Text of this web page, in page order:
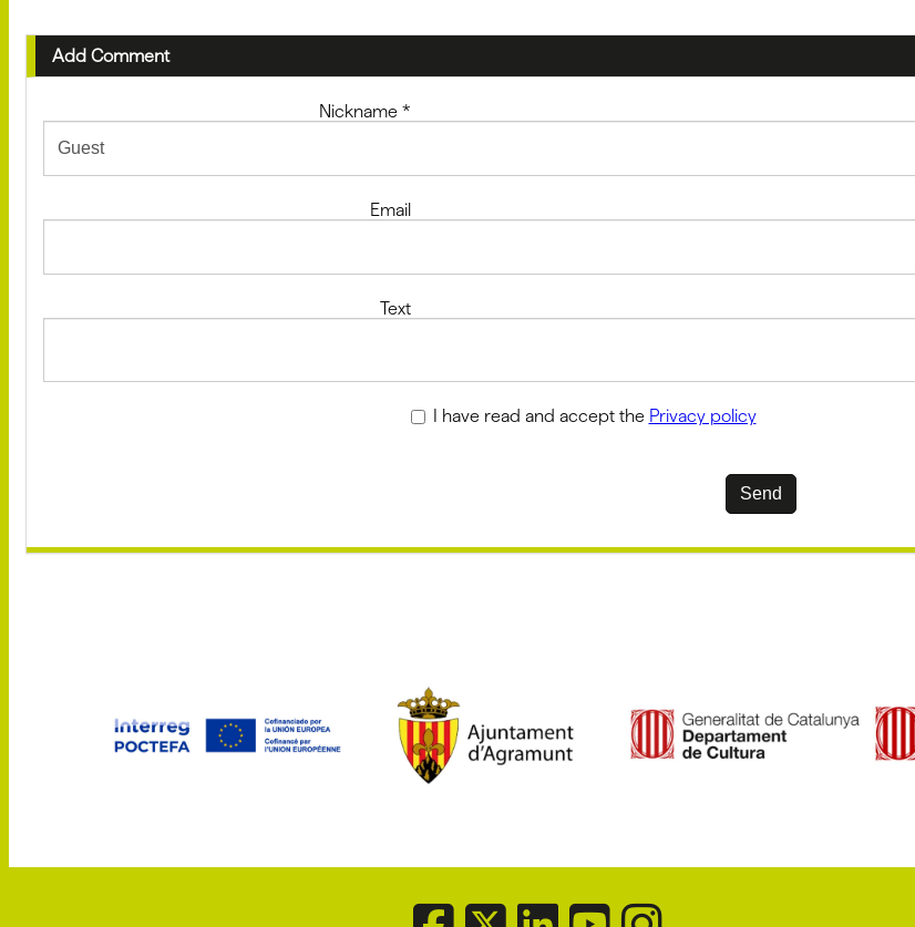
Add Comment
Nickname *
Email
Text
I have read and accept the Privacy policy
Send